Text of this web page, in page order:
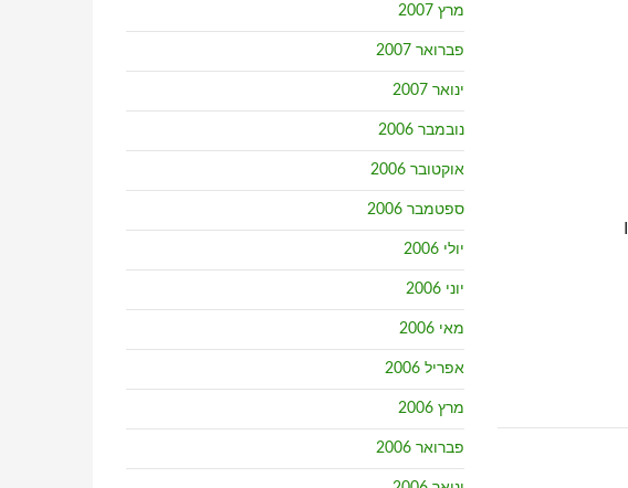
מרץ 2007
פברואר 2007
ינואר 2007
נובמבר 2006
אוקטובר 2006
ספטמבר 2006
יולי 2006
יוני 2006
מאי 2006
אפריל 2006
מרץ 2006
פברואר 2006